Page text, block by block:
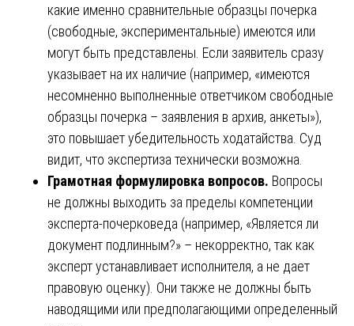
какие именно сравнительные образцы почерка
(свободные, экспериментальные) имеются или
могут быть представлены. Если заявитель сразу
указывает на их наличие (например, «имеются
несомненно выполненные ответчиком свободные
образцы почерка – заявления в архив, анкеты»),
это повышает убедительность ходатайства. Суд
видит, что экспертиза технически возможна.
Грамотная формулировка вопросов. Вопросы
не должны выходить за пределы компетенции
эксперта-почерковеда (например, «Является ли
документ подлинным?» – некорректно, так как
эксперт устанавливает исполнителя, а не дает
правовую оценку). Они также не должны быть
наводящими или предполагающими определенный